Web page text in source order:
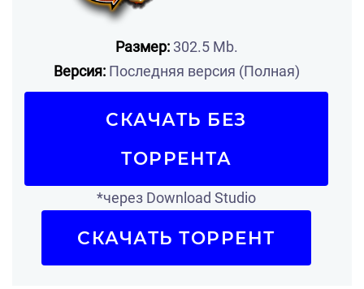
Размер:302.5 Mb.
Версия:Последняя версия (Полная)
СКАЧАТЬ БЕЗ
ТОРРЕНТА
*через Download Studio
СКАЧАТЬ ТОРРЕНТ